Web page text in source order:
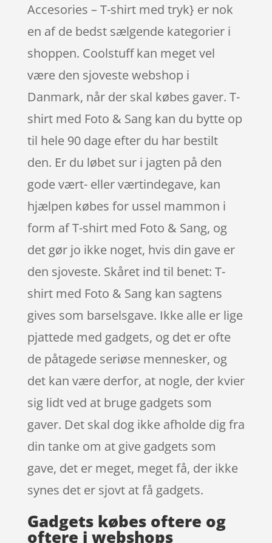
Accesories – T-shirt med tryk} er nok
en af de bedst sælgende kategorier i
shoppen. Coolstuff kan meget vel
være den sjoveste webshop i
Danmark, når der skal købes gaver. T-
shirt med Foto & Sang kan du bytte op
til hele 90 dage efter du har bestilt
den. Er du løbet sur i jagten på den
gode vært- eller værtindegave, kan
hjælpen købes for ussel mammon i
form af T-shirt med Foto & Sang, og
det gør jo ikke noget, hvis din gave er
den sjoveste. Skåret ind til benet: T-
shirt med Foto & Sang kan sagtens
gives som barselsgave. Ikke alle er lige
pjattede med gadgets, og det er ofte
de påtagede seriøse mennesker, og
det kan være derfor, at nogle, der kvier
sig lidt ved at bruge gadgets som
gaver. Det skal dog ikke afholde dig fra
din tanke om at give gadgets som
gave, det er meget, meget få, der ikke
synes det er sjovt at få gadgets.
Gadgets købes oftere og
oftere i webshops